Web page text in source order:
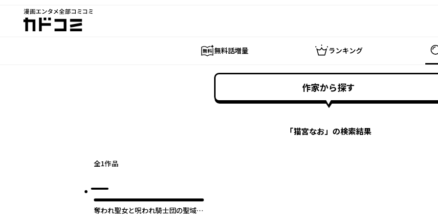
漫画エンタメ全部コミコミ
カドコミ
無料話増量 ランキング
作家から探す
「猫宮なお」の検索結果
全1作品
奪われ聖女と呪われ騎士団の聖域引